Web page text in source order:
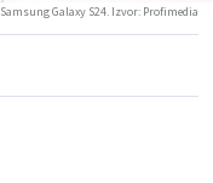
Samsung Galaxy S24. Izvor: Profimedia